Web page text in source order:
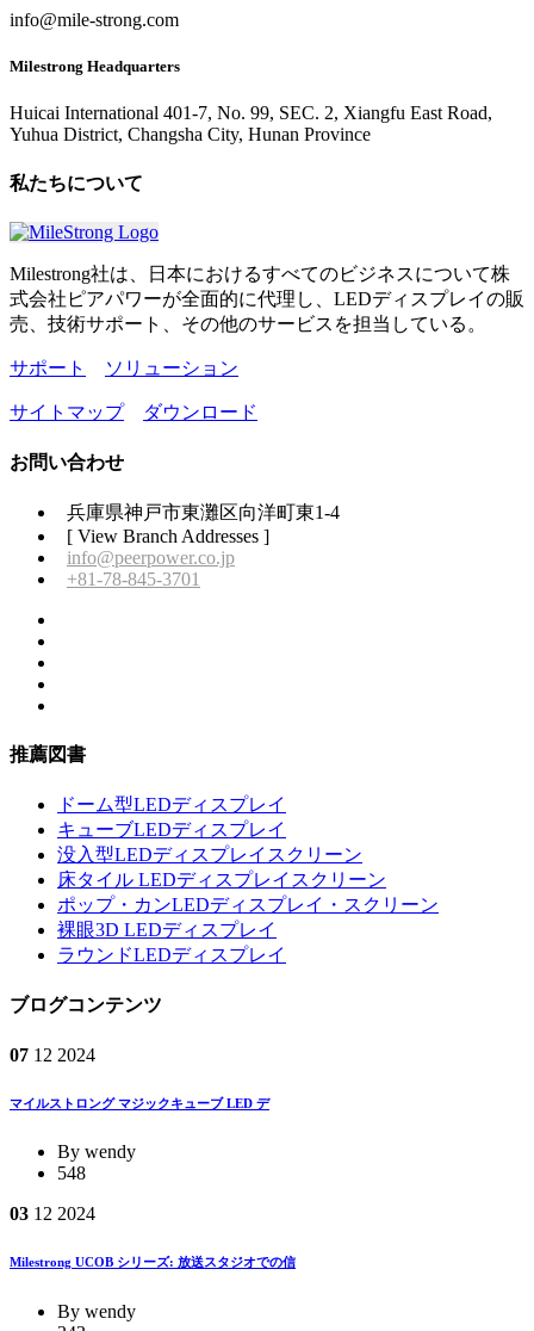
info@mile-strong.com
Milestrong Headquarters
Huicai International 401-7, No. 99, SEC. 2, Xiangfu East Road,
Yuhua District, Changsha City, Hunan Province
私たちについて
Milestrong社は、日本におけるすべてのビジネスについて株
式会社ピアパワーが全面的に代理し、LEDディスプレイの販
売、技術サポート、その他のサービスを担当している。
サポート ソリューション
サイトマップ ダウンロード
お問い合わせ
兵庫県神戸市東灘区向洋町東1-4
[ View Branch Addresses ]
info@peerpower.co.jp
+81-78-845-3701
推薦図書
ドーム型LEDディスプレイ
キューブLEDディスプレイ
没入型LEDディスプレイスクリーン
床タイル LEDディスプレイスクリーン
ポップ・カンLEDディスプレイ・スクリーン
裸眼3D LEDディスプレイ
ラウンドLEDディスプレイ
ブログコンテンツ
07 12 2024
マイルストロング マジックキューブ LED デ
By wendy
548
03 12 2024
Milestrong UCOB シリーズ: 放送スタジオでの信
By wendy